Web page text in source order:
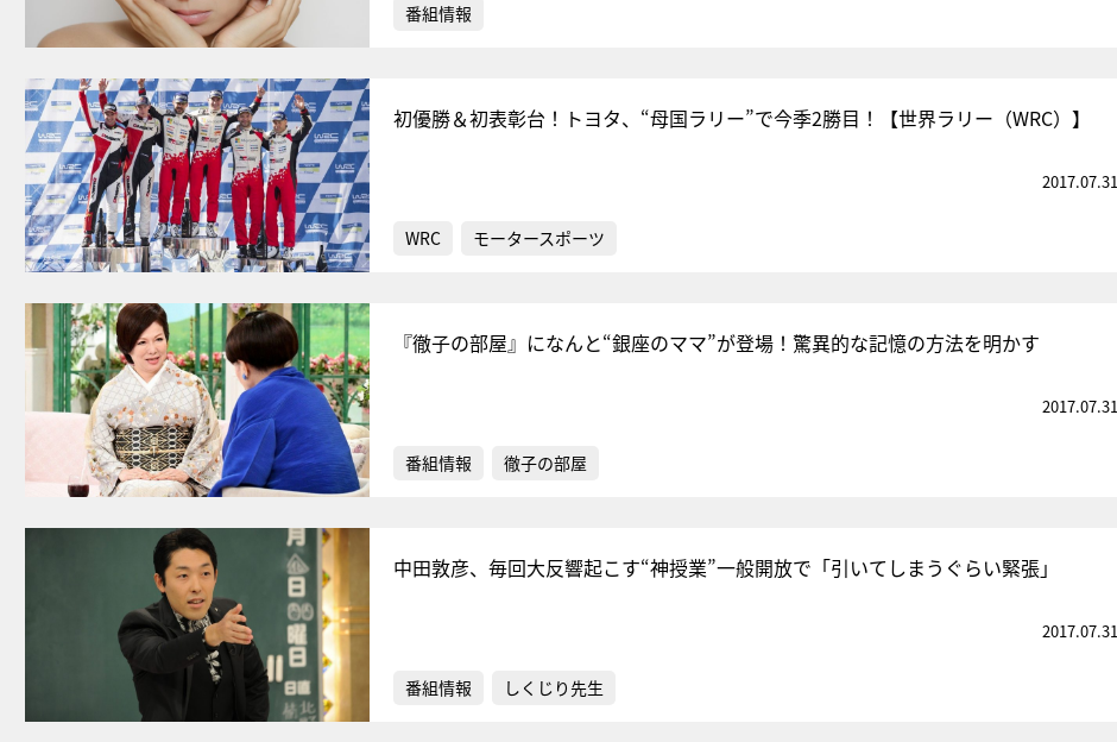
番組情報
初優勝＆初表彰台！トヨタ、“母国ラリー”で今季2勝目！【世界ラリー（WRC）】
2017.07.31
WRC モータースポーツ
『徹子の部屋』になんと“銀座のママ”が登場！驚異的な記憶の方法を明かす
2017.07.31
番組情報 徹子の部屋
中田敦彦、毎回大反響起こす“神授業”一般開放で「引いてしまうぐらい緊張」
2017.07.31
番組情報 しくじり先生